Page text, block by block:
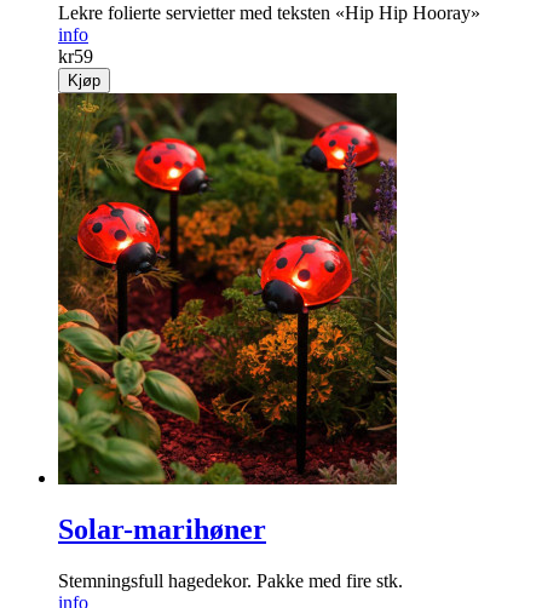
Lekre folierte servietter med teksten «Hip Hip Hooray»
info
kr59
Kjøp
Solar-marihøner
Stemningsfull hage­dekor. Pakke med fire stk.
info